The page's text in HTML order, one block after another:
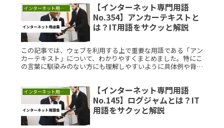
することで、オンラインでの信頼性と安全性が確保されます。
インターネット用語集
【インターネット専門用語
No.354】アンカーテキストと
は？IT用語をサクッと解説
この記事では、ウェブを利用する上で重要な用語である「アン
カーテキスト」について、わかりやすくまとめました。特にこ
の言葉に馴染みのない方にも理解しやすいように具体例や背景
インターネット用語集
【インターネット専門用語
No.145】ログジャムとは？IT
用語をサクッと解説